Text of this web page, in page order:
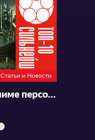
Статьи и Новости
ТОП-10 Сильнейших аниме персонажей